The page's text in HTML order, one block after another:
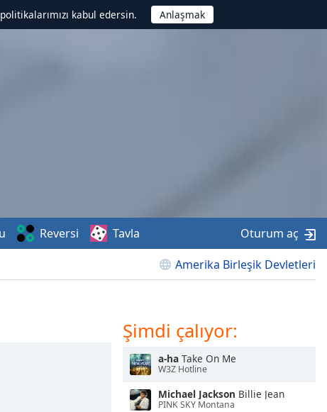
kabul edersin.
Amerika Birleşik Devletleri
Reversi Tavla Oturum aç
Şimdi çalıyor:
a-ha Take On Me
W3Z Hotline
Michael Jackson Billie Jean
PINK SKY Montana